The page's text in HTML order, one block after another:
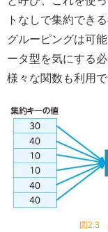
トなしで集約でき
グルーピングは可
ータ型を気にする
様々な関数も利用
図2.3